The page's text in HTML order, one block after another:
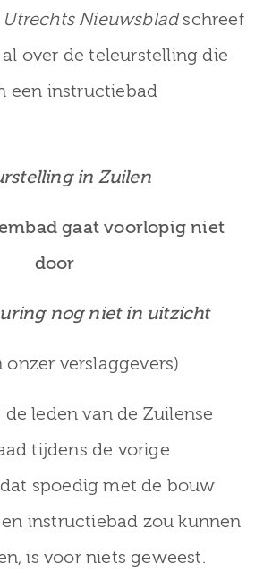
Utrechts Nieuwsbladschreef
over de teleurstelling die
een instructiebad
in Zuilen
gaat voorlopig niet
door
nog niet in uitzicht
onzer verslaggevers)
leden van de Zuilense
tijdens de vorige
spoedig met de bouw
instructiebad zou kunnen
is voor niets geweest.